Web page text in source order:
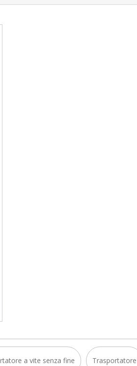
a vite senza fine Trasportatore